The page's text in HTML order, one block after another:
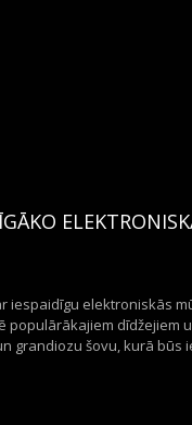
iespaidīgu elektroniskās
dīdžejiem
grandiozu šovu, kurā